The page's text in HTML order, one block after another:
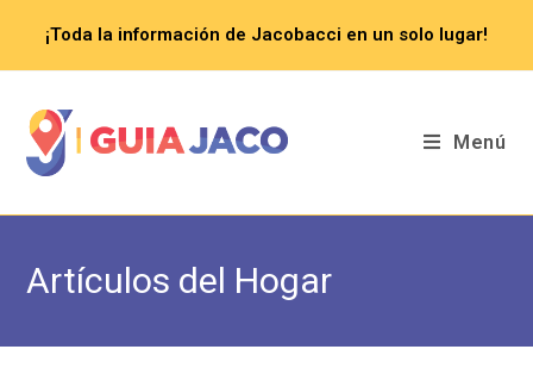
contenido
¡Toda la información de Jacobacci en un solo lugar!
Menú
Artículos del Hogar